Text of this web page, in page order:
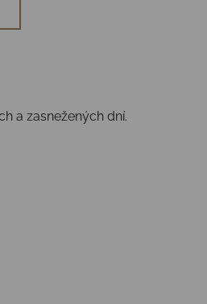
a zasnežených dní.